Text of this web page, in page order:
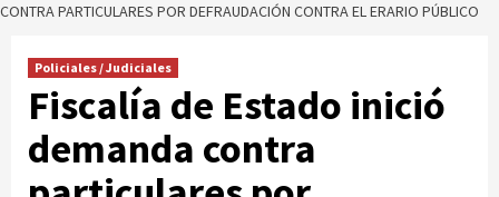
CONTRA PARTICULARES POR DEFRAUDACIÓN CONTRA EL ERARIO PÚBLICO
Policiales / Judiciales
Fiscalía de Estado inició
demanda contra